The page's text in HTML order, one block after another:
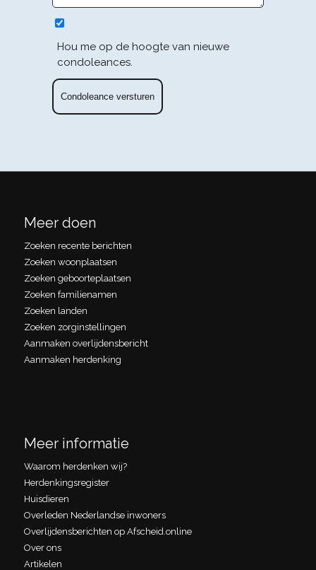
Hou me op de hoogte van nieuwe
condoleances.
Meer doen
Zoeken recente berichten
Zoeken woonplaatsen
Zoeken geboorteplaatsen
Zoeken familienamen
Zoeken landen
Zoeken zorginstellingen
Aanmaken overlijdensbericht
Aanmaken herdenking
Meer informatie
Waarom herdenken wij?
Herdenkingsregister
Huisdieren
Overleden Nederlandse inwoners
Overlijdensberichten op Afscheid.online
Over ons
Artikelen